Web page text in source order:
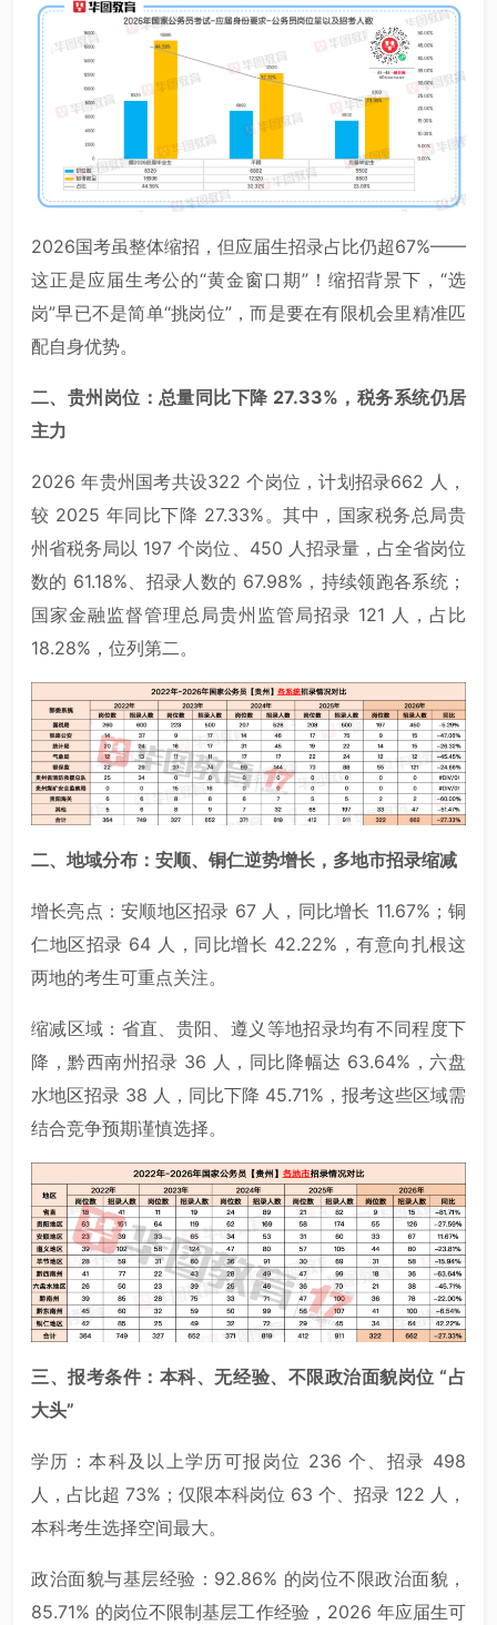
2026国考虽整体缩招，但应届生招录占比仍超67%——
这正是应届生考公的“黄金窗口期”！缩招背景下，“选
岗”早已不是简单“挑岗位”，而是要在有限机会里精准匹
配自身优势。
二、贵州岗位：总量同比下降 27.33%，税务系统仍居
主力
2026 年贵州国考共设322 个岗位，计划招录662 人，
较 2025 年同比下降 27.33%。其中，国家税务总局贵
州省税务局以 197 个岗位、450 人招录量，占全省岗位
数的 61.18%、招录人数的 67.98%，持续领跑各系统；
国家金融监督管理总局贵州监管局招录 121 人，占比
18.28%，位列第二。
二、地域分布：安顺、铜仁逆势增长，多地市招录缩减
增长亮点：安顺地区招录 67 人，同比增长 11.67%；铜
仁地区招录 64 人，同比增长 42.22%，有意向扎根这
两地的考生可重点关注。
缩减区域：省直、贵阳、遵义等地招录均有不同程度下
降，黔西南州招录 36 人，同比降幅达 63.64%，六盘
水地区招录 38 人，同比下降 45.71%，报考这些区域需
结合竞争预期谨慎选择。
三、报考条件：本科、无经验、不限政治面貌岗位 “占
大头”
学历：本科及以上学历可报岗位 236 个、招录 498
人，占比超 73%；仅限本科岗位 63 个、招录 122 人，
本科考生选择空间最大。
政治面貌与基层经验：92.86% 的岗位不限政治面貌，
85.71% 的岗位不限制基层工作经验，2026 年应届生可